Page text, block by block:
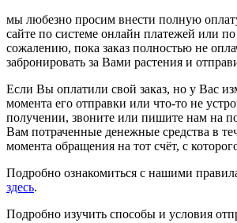
мы любезно просим внести полную оплату
сайте по системе онлайн платежей или по
сожалению, пока заказ полностью не
забронировать за Вами растения и
Если Вы оплатили свой заказ, но у Вас
момента его отправки или что-то не
получении, звоните или пишите нам на
Вам потраченные денежные средства в
момента обращения на тот счёт, с
Подробно ознакомиться с нашими
здесь.
Подробно изучить способы и условия